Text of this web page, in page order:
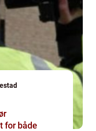
for både